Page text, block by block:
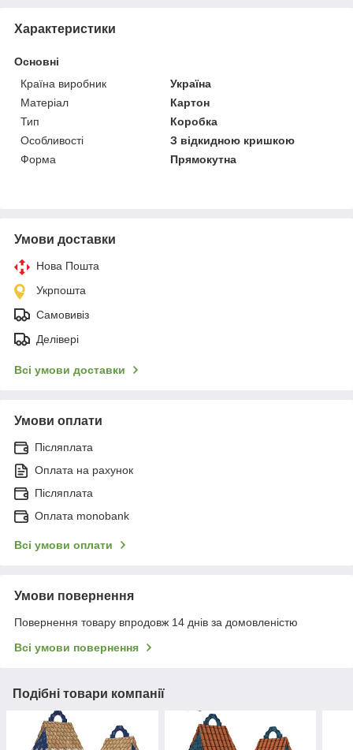
Характеристики
Основні
Країна виробник
Україна
Матеріал
Картон
Тип
Коробка
Особливості
З відкидною кришкою
Форма
Прямокутна
Умови доставки
Нова Пошта
Укрпошта
Самовивіз
Делівері
Всі умови доставки
Умови оплати
Післяплата
Оплата на рахунок
Післяплата
Оплата monobank
Всі умови оплати
Умови повернення
Повернення товару впродовж 14 днів за домовленістю
Всі умови повернення
Подібні товари компанії